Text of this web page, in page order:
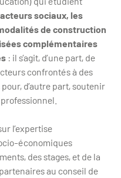
sociaux, les
de construction
complémentaires
: il s’agit, d’une part, de
confrontés à des
d’autre part, soutenir
l’expertise
économiques
des stages, et de la
au conseil de